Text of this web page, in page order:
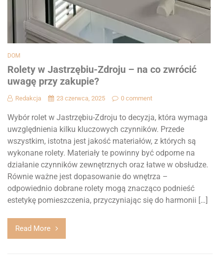
DOM
Rolety w Jastrzębiu-Zdroju – na co zwrócić
uwagę przy zakupie?
Redakcja 23 czerwca, 2025 0 comment
Wybór rolet w Jastrzębiu-Zdroju to decyzja, która wymaga
uwzględnienia kilku kluczowych czynników. Przede
wszystkim, istotna jest jakość materiałów, z których są
wykonane rolety. Materiały te powinny być odporne na
działanie czynników zewnętrznych oraz łatwe w obsłudze.
Równie ważne jest dopasowanie do wnętrza –
odpowiednio dobrane rolety mogą znacząco podnieść
estetykę pomieszczenia, przyczyniając się do harmonii […]
Read More